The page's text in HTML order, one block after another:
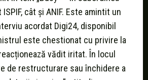
cât și ANIF. Este amintit un
acordat Digi24, disponibil
este chestionat cu privire la
vădit iritat. În locul
de restructurare sau închidere a